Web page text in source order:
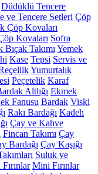
Düdüklü Tencere
ve Tencere Setleri Çöp
Çöp Kovaları
Kovaları Sofra
Bıçak Takımı Yemek
Kase Tepsi Servis ve
Yumurtalık
Peçetelik Karaf
Altlığı Ekmek
Fanusu Bardak Viski
Rakı Bardağı Kadeh
Çay ve Kahve
Fincan Takımı Çay
Bardağı Çay Kaşığı
Suluk ve
Mini Fırınlar